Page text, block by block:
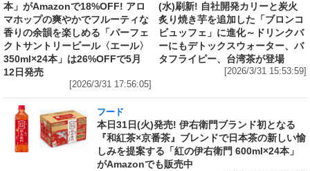
本」がAmazonで18%OFF! アロ
マホップの爽やかでフルーティな
香りの余韻を楽しめる「パーフェ
クトサントリービール〈エール〉
350ml×24本」は26%OFFで5月
12日発売
[2026/3/31 17:56:05]
(水)刷新! 自社開発カリーと炭火
炙り焼き芋を追加した「ブロンコ
ビュッフェ」に進化～ドリンクバ
ーにもデトックスウォーター、バ
タフライピー、台湾茶が登場
[2026/3/31 15:53:59]
フード
本日31日(火)発売! 伊右衛門ブランド初となる
『和紅茶×京番茶』ブレンドで日本茶の新しい愉
しみを提案する「紅の伊右衛門 600ml×24本」
がAmazonでも販売中